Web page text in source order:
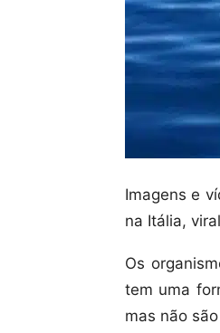
Imagens e
na Itália,
Os
tem uma
mas não